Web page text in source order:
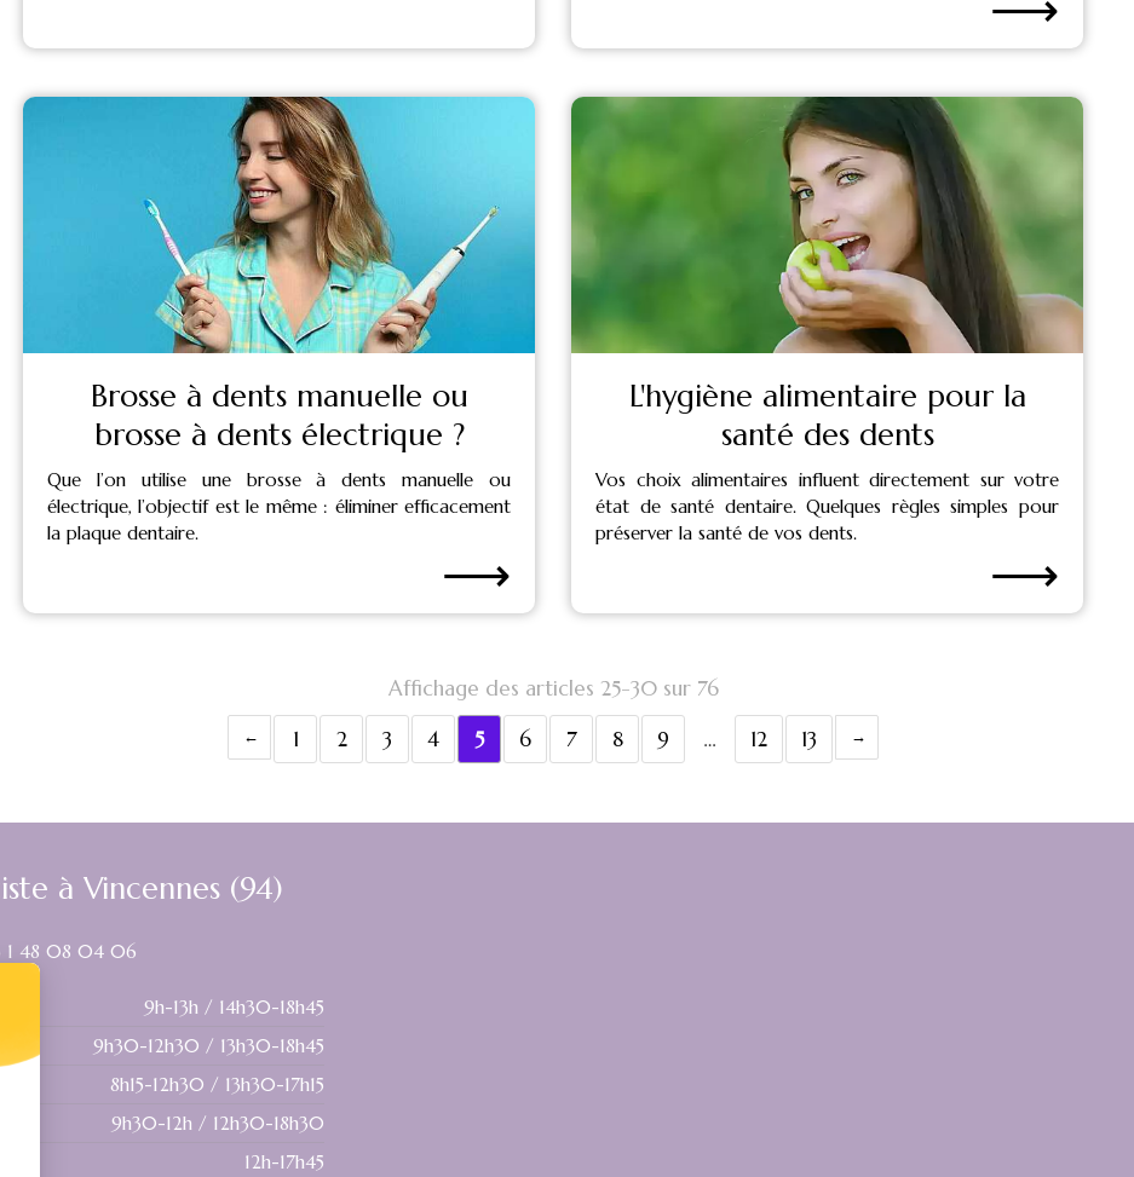
Brosse à dents manuelle ou
brosse à dents électrique ?
Que l’on utilise une brosse à dents manuelle ou
électrique, l’objectif est le même : éliminer efficacement
la plaque dentaire.
⟶
L'hygiène alimentaire pour la
santé des dents
Vos choix alimentaires influent directement sur votre
état de santé dentaire. Quelques règles simples pour
préserver la santé de vos dents.
⟶
Affichage des articles 25-30 sur 76
1
2 3 4 5 6 7 8 9 … 12 13
à Vincennes (94)
1 48 08 04 06
9h-13h / 14h30-18h45
9h30-12h30 / 13h30-18h45
8h15-12h30 / 13h30-17h15
9h30-12h / 12h30-18h30
12h-17h45